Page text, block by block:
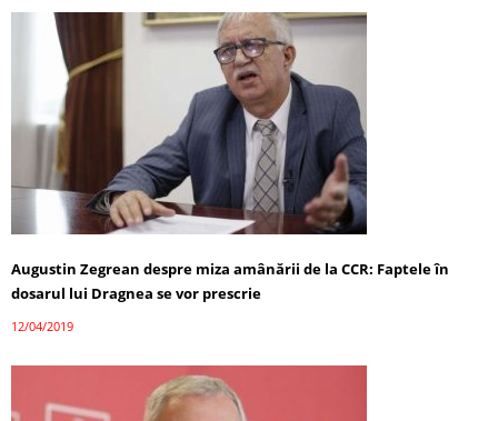
Augustin Zegrean despre miza amânării de la CCR: Faptele în
dosarul lui Dragnea se vor prescrie
12/04/2019